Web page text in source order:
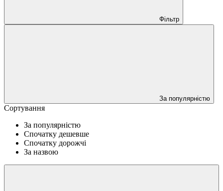
Фільтр
За популярністю
Сортування
За популярністю
Спочатку дешевше
Спочатку дорожчі
За назвою